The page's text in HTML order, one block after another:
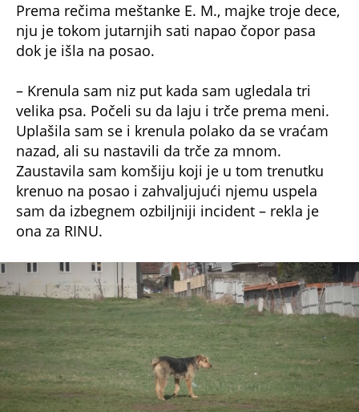
Prema rečima meštanke E. M., majke troje dece,
nju je tokom jutarnjih sati napao čopor pasa
dok je išla na posao.
– Krenula sam niz put kada sam ugledala tri
velika psa. Počeli su da laju i trče prema meni.
Uplašila sam se i krenula polako da se vraćam
nazad, ali su nastavili da trče za mnom.
Zaustavila sam komšiju koji je u tom trenutku
krenuo na posao i zahvaljujući njemu uspela
sam da izbegnem ozbiljniji incident – rekla je
ona za RINU.